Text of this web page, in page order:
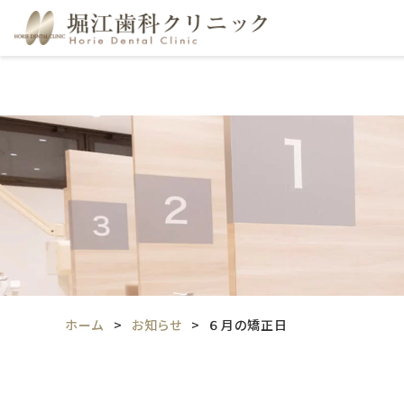
ホーム お知らせ ６月の矯正日